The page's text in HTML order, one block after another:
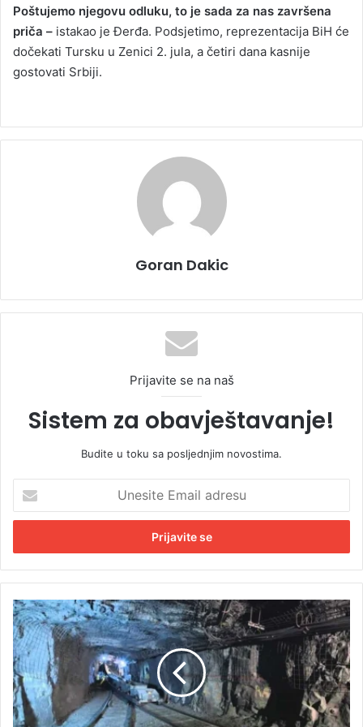
Poštujemo njegovu odluku, to je sada za nas završena
priča – istakao je Đerđa. Podsjetimo, reprezentacija BiH će
dočekati Tursku u Zenici 2. jula, a četiri dana kasnije
gostovati Srbiji.
Goran Dakic
Prijavite se na naš
Sistem za obavještavanje!
Budite u toku sa posljednjim novostima.
e
i
t
E
m
a
i
l
a
d
R
u
d
a
r
i
u